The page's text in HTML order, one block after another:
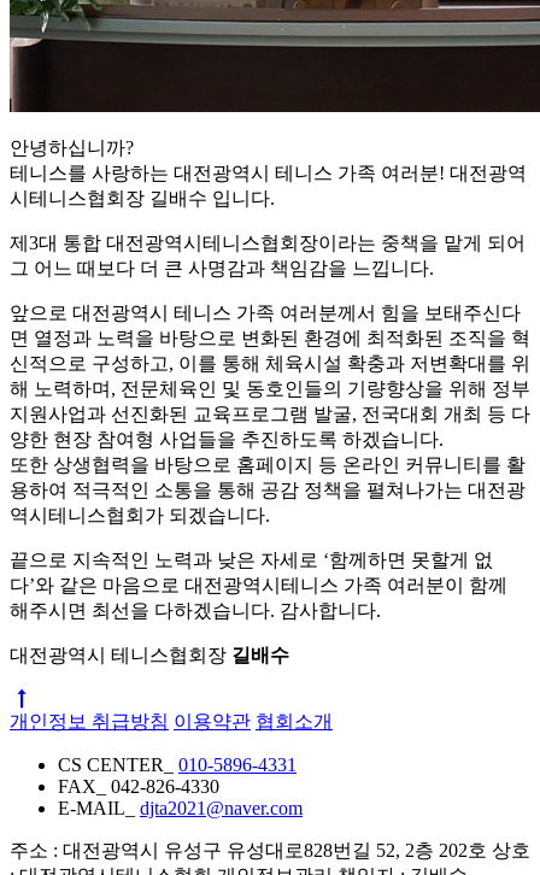
안녕하십니까?
테니스를 사랑하는 대전광역시 테니스 가족 여러분! 대전광역
시테니스협회장 길배수 입니다.
제3대 통합 대전광역시테니스협회장이라는 중책을 맡게 되어
그 어느 때보다 더 큰 사명감과 책임감을 느낍니다.
앞으로 대전광역시 테니스 가족 여러분께서 힘을 보태주신다
면 열정과 노력을 바탕으로 변화된 환경에 최적화된 조직을 혁
신적으로 구성하고, 이를 통해 체육시설 확충과 저변확대를 위
해 노력하며, 전문체육인 및 동호인들의 기량향상을 위해 정부
지원사업과 선진화된 교육프로그램 발굴, 전국대회 개최 등 다
양한 현장 참여형 사업들을 추진하도록 하겠습니다.
또한 상생협력을 바탕으로 홈페이지 등 온라인 커뮤니티를 활
용하여 적극적인 소통을 통해 공감 정책을 펼쳐나가는 대전광
역시테니스협회가 되겠습니다.
끝으로 지속적인 노력과 낮은 자세로 ‘함께하면 못할게 없
다’와 같은 마음으로 대전광역시테니스 가족 여러분이 함께
해주시면 최선을 다하겠습니다. 감사합니다.
대전광역시 테니스협회장 길배수
개인정보 취급방침 이용약관 협회소개
CS CENTER_ 010-5896-4331
FAX_ 042-826-4330
E-MAIL_ djta2021@naver.com
주소 : 대전광역시 유성구 유성대로828번길 52, 2층 202호 상호